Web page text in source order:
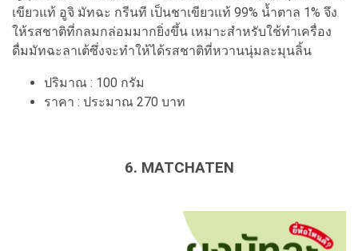
เขียวแท้ อูจิ มัทฉะ กรีนที เป็นชาเขียวแท้ 99% น้ำตาล 1% จึง
ให้รสชาติที่กลมกล่อมมากยิ่งขึ้น เหมาะสำหรับใช้ทำเครื่อง
ดื่มมัทฉะลาเต้ซึ่งจะทำให้ได้รสชาติที่หวานนุ่มละมุนลิ้น
ปริมาณ : 100 กรัม
ราคา : ประมาณ 270 บาท
6. MATCHATEN